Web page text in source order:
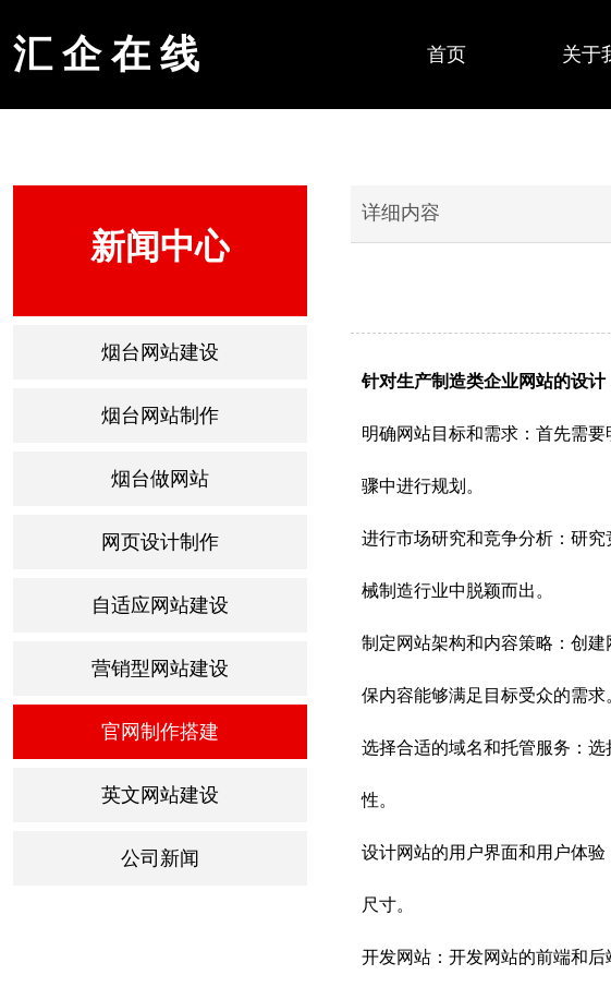
汇 企 在 线 首页 关于
新闻中心
烟台网站建设
烟台网站制作
烟台做网站
网页设计制作
自适应网站建设
营销型网站建设
官网制作搭建
英文网站建设
公司新闻
详细内容
针对生产制造类企业网站的设计
明确网站目标和需求：首先需
骤中进行规划。
进行市场研究和竞争分析：研
械制造行业中脱颖而出。
制定网站架构和内容策略：创
保内容能够满足目标受众的需求
选择合适的域名和托管服务：
性。
设计网站的用户界面和用户体
尺寸。
开发网站：开发网站的前端和